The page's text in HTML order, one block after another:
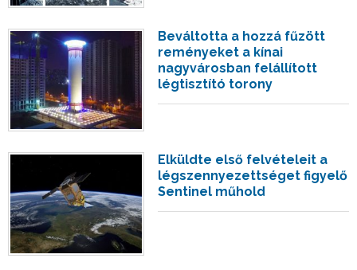
Beváltotta a hozzá fűzött
reményeket a kínai
nagyvárosban felállított
légtisztító torony
Elküldte első felvételeit a
légszennyezettséget figyelő
Sentinel műhold